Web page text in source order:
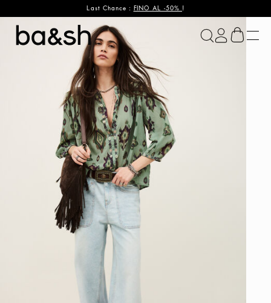
Last Chance : FINO AL -50% !
ba&sh